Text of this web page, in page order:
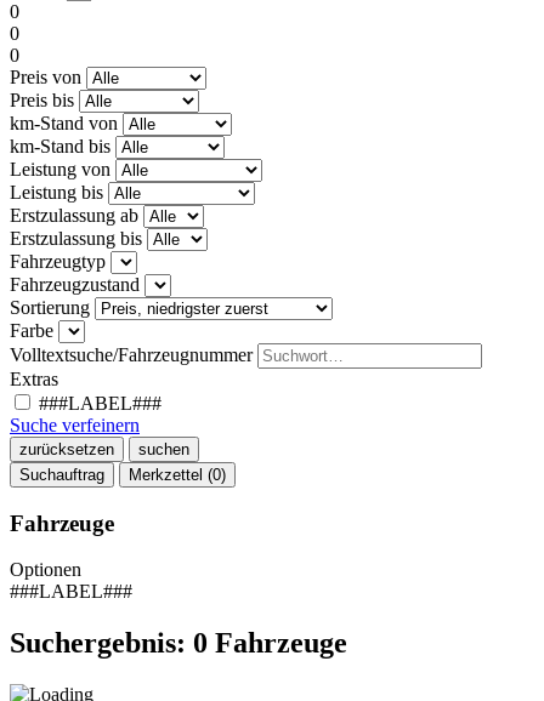
0
0
0
Preis von
Preis bis
km-Stand von
km-Stand bis
Leistung von
Leistung bis
Erstzulassung ab
Erstzulassung bis
Fahrzeugtyp
Fahrzeugzustand
Sortierung
Farbe
Volltextsuche/Fahrzeugnummer
Extras
###LABEL###
Suche verfeinern
zurücksetzen
suchen
Suchauftrag
Merkzettel (0)
Fahrzeuge
Optionen
###LABEL###
Suchergebnis: 0 Fahrzeuge